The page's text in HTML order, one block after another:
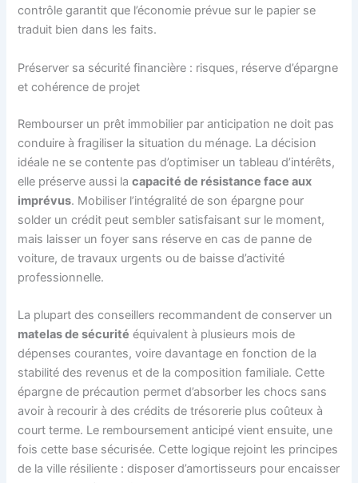
contrôle garantit que l’économie prévue sur le papier se
traduit bien dans les faits.
Préserver sa sécurité financière : risques, réserve d’épargne
et cohérence de projet
Rembourser un prêt immobilier par anticipation ne doit pas
conduire à fragiliser la situation du ménage. La décision
idéale ne se contente pas d’optimiser un tableau d’intérêts,
elle préserve aussi lacapacité de résistance face aux
imprévus. Mobiliser l’intégralité de son épargne pour
solder un crédit peut sembler satisfaisant sur le moment,
mais laisser un foyer sans réserve en cas de panne de
voiture, de travaux urgents ou de baisse d’activité
professionnelle.
La plupart des conseillers recommandent de conserver un
matelas de sécurité équivalent à plusieurs mois de
dépenses courantes, voire davantage en fonction de la
stabilité des revenus et de la composition familiale. Cette
épargne de précaution permet d’absorber les chocs sans
avoir à recourir à des crédits de trésorerie plus coûteux à
court terme. Le remboursement anticipé vient ensuite, une
fois cette base sécurisée. Cette logique rejoint les principes
de la ville résiliente : disposer d’amortisseurs pour encaisser